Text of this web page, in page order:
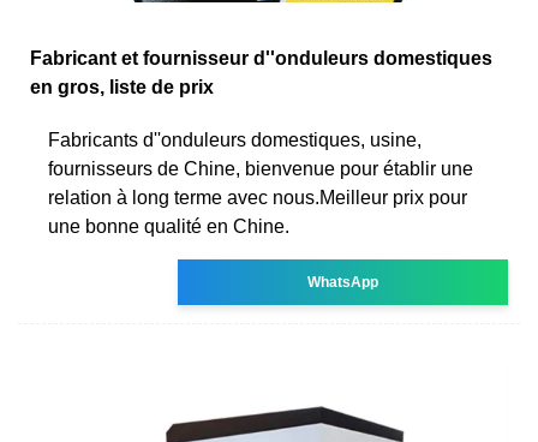
Fabricant et fournisseur d''onduleurs domestiques
en gros, liste de prix
Fabricants d''onduleurs domestiques, usine,
fournisseurs de Chine, bienvenue pour établir une
relation à long terme avec nous.Meilleur prix pour
une bonne qualité en Chine.
WhatsApp